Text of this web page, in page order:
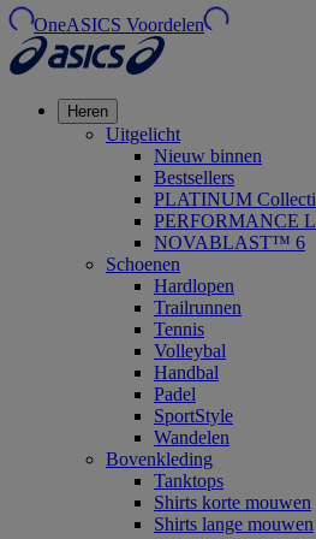
OneASICS Voordelen
Heren
Uitgelicht
Nieuw binnen
Bestsellers
PLATINUM
PERFORMANCE
NOVABLAST™ 6
Schoenen
Hardlopen
Trailrunnen
Tennis
Volleybal
Handbal
Padel
SportStyle
Wandelen
Bovenkleding
Tanktops
Shirts korte mouwen
Shirts lange mouwen